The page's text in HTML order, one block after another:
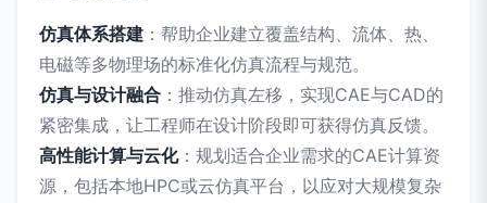
仿真体系搭建 ：帮助企业建立覆盖结构、流体、热、
电磁等多物理场的标准化仿真流程与规范。
仿真与设计融合 ：推动仿真左移，实现CAE与CAD的
紧密集成，让工程师在设计阶段即可获得仿真反馈。
高性能计算与云化：规划适合企业需求的CAE计算资
源，包括本地HPC或云仿真平台，以应对大规模复杂